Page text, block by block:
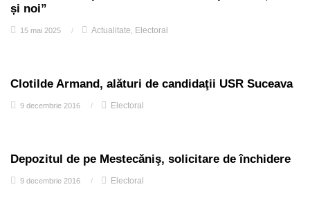
și noi”
15 mai 2025 / Actualitate Electoral
Clotilde Armand, alături de candidaţii USR Suceava
9 decembrie 2016 / Electoral
Depozitul de pe Mestecăniş, solicitare de închidere
9 decembrie 2016 / Electoral